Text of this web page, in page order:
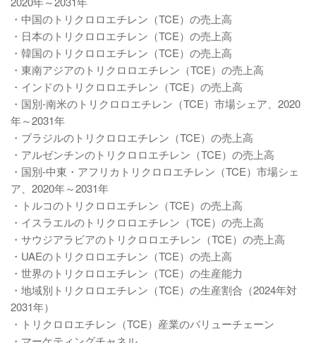
・中国のトリクロロエチレン（TCE）の売上高
・日本のトリクロロエチレン（TCE）の売上高
・韓国のトリクロロエチレン（TCE）の売上高
・東南アジアのトリクロロエチレン（TCE）の売上高
・インドのトリクロロエチレン（TCE）の売上高
・国別-南米のトリクロロエチレン（TCE）市場シェア、2020
年～2031年
・ブラジルのトリクロロエチレン（TCE）の売上高
・アルゼンチンのトリクロロエチレン（TCE）の売上高
・国別-中東・アフリカトリクロロエチレン（TCE）市場シェ
ア、2020年～2031年
・トルコのトリクロロエチレン（TCE）の売上高
・イスラエルのトリクロロエチレン（TCE）の売上高
・サウジアラビアのトリクロロエチレン（TCE）の売上高
・UAEのトリクロロエチレン（TCE）の売上高
・世界のトリクロロエチレン（TCE）の生産能力
・地域別トリクロロエチレン（TCE）の生産割合（2024年対
2031年）
・トリクロロエチレン（TCE）産業のバリューチェーン